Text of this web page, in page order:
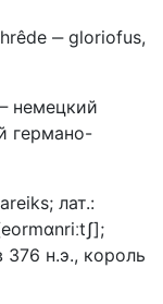
‒ gloriofus,
немецкий
германо-
лат.:
н.э., король